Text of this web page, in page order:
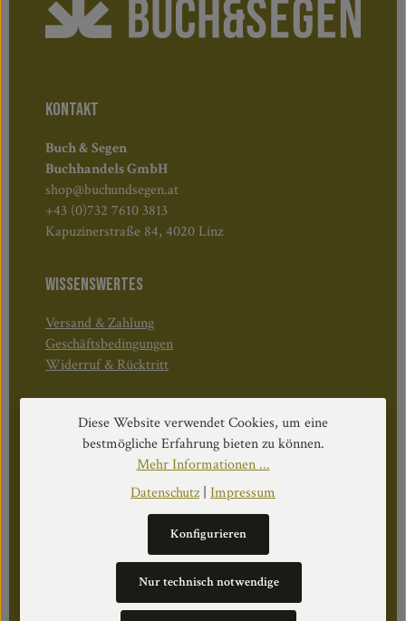
KONTAKT
Buch & Segen
Buchhandels GmbH
shop@buchundsegen.at
+43 (0)732 7610 3813
Kapuzinerstraße 84, 4020 Linz
WISSENSWERTES
Versand & Zahlung
Geschäftsbedingungen
Widerruf & Rücktritt
Öffnungszeiten:
Mo–Do: 08:30–17:00 Uhr
Fr: 08:30–12:30 Uhr
Diese Website verwendet Cookies, um eine
bestmögliche Erfahrung bieten zu können.
Mehr Informationen ...
Datenschutz| Impressum
Nur technisch notwendige
Konfigurieren